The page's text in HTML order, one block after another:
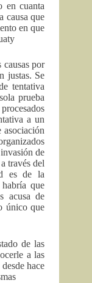
en cuanta
causa que
en que
causas por
justas. Se
tentativa
prueba
a un
asociación
de
través del
es de la
que
acusa de
único que
de las
a las
hace